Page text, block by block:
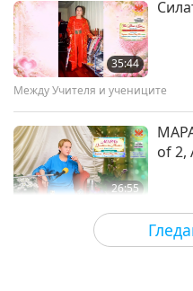
32:21
-
35:44
Между Учителя и учениците
26:55
of 2,
Важните Новини